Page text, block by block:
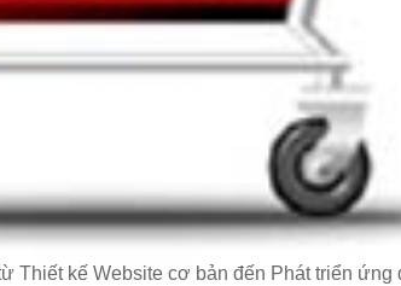
Thiết kế Website cơ bản đến Phát triển ứng